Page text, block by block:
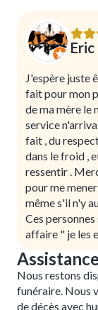
Eric
J'espère juste
fait pour mon
de ma mère le
service
fait , du
dans le froid ,
ressentir .
pour me
même s'il n'y
Ces
affaire " je les
Nous restons
funéraire. Nous
de décès avec